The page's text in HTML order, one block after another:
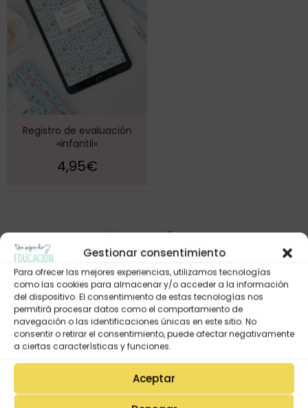
Gestionar consentimiento
Para ofrecer las mejores experiencias, utilizamos tecnologías
como las cookies para almacenar y/o acceder a la información
del dispositivo. El consentimiento de estas tecnologías nos
permitirá procesar datos como el comportamiento de
navegación o las identificaciones únicas en este sitio. No
consentir o retirar el consentimiento, puede afectar negativamente
a ciertas características y funciones.
Aceptar
Registro de evaluación
«infantil»
4,95€
Mi Cuenta
Lista de deseos
Mi Perfil
Descargas